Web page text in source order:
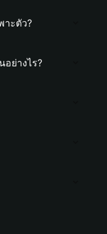
าะตัว?
ย่างไร?